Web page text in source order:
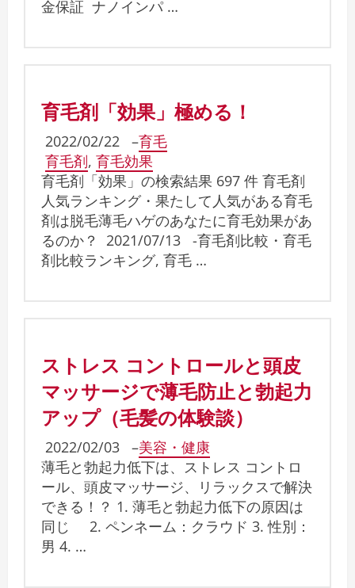
金保証 ナノインパ …
育毛剤「効果」極める！
2022/02/22 –育毛
育毛剤, 育毛効果
育毛剤「効果」の検索結果 697 件 育毛剤
人気ランキング・果たして人気がある育毛
剤は脱毛薄毛ハゲのあなたに育毛効果があ
るのか？ 2021/07/13 -育毛剤比較・育毛
剤比較ランキング, 育毛 …
ストレス コントロールと頭皮
マッサージで薄毛防止と勃起力
アップ（毛髪の体験談）
2022/02/03 –美容・健康
薄毛と勃起力低下は、ストレス コントロ
ール、頭皮マッサージ、リラックスで解決
できる！？ 1. 薄毛と勃起力低下の原因は
同じ 2. ペンネーム：クラウド 3. 性別：
男 4. …